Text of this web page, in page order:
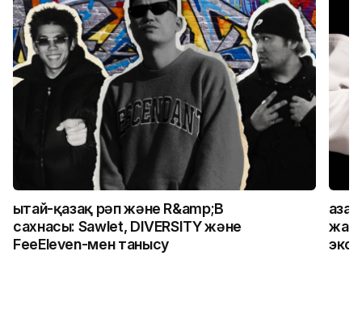
Қытай-қазақ рәп және R&amp;B
сахнасы: Sawlet, DIVERSITY және
FeeEleven-мен танысу